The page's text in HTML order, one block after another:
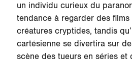
un individu curieux du
tendance à regarder des
créatures cryptides, tandis
cartésienne se divertira sur
scène des tueurs en séries et